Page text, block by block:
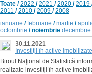
Toate /2022 /2021 /2020 /2019
2011 /2010 /2009 /2008
ianuarie /februarie /martie /
octombrie / noiembrie decembrie
30.11.2021
Investiţii în active
Biroul Naţional de Statistică
realizate investiţii în active